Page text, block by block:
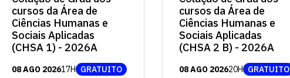
cursos da Área de
Ciências Humanas e
Sociais Aplicadas
(CHSA 1) - 2026A
08 AGO 202617H GRATUITO
cursos da Área de
Ciências Humanas e
Sociais Aplicadas
(CHSA 2 B) - 2026A
08 AGO 202620H GRATUITO